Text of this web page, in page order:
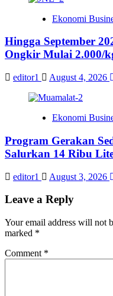
Ekonomi
Hingga September
Ongkir Mulai 2.000/
editor1 August 4, 2026
Ekonomi
Program Gerakan
Salurkan 14 Ribu
editor1 August 3, 2026
Leave a Reply
Your email address will not
marked *
Comment *